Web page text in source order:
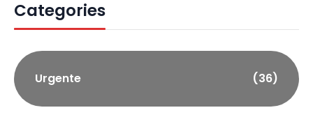
Categories
Urgente (36)